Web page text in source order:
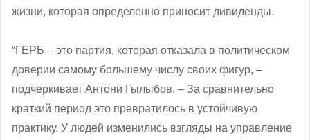
жизни, которая определенно приносит дивиденды.
“ГЕРБ – это партия, которая отказала в политическом
доверии самому большему числу своих фигур, ‒
подчеркивает Антони Гылыбов. – За сравнительно
краткий период это превратилось в устойчивую
практику. У людей изменились взгляды на управление